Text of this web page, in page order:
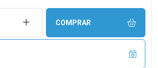
UNIDADEAUMENTAR UMA UNIDADE
COMPRAR